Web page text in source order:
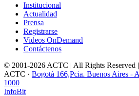
Institucional
Actualidad
Prensa
Registrarse
Videos OnDemand
Contáctenos
© 2001-2026 ACTC | All Rights Reserved
ACTC · Bogotá 166,Pcia. Buenos Aires -
1000
InfoBit